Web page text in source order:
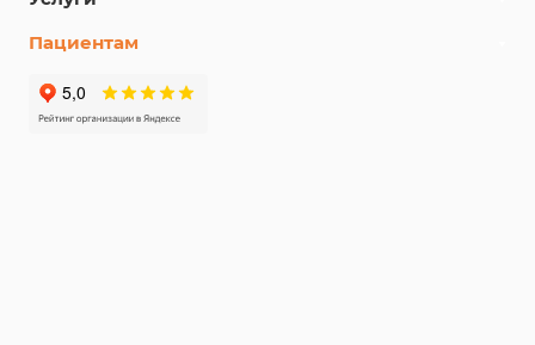
Пациентам